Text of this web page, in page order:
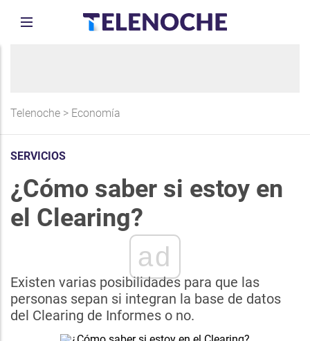
Telenoche > Economía
SERVICIOS
¿Cómo saber si estoy en
el Clearing?
ad
Existen varias posibilidades para que las
personas sepan si integran la base de datos
del Clearing de Informes o no.